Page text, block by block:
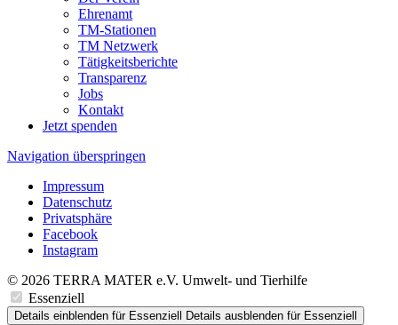
Ehrenamt
TM-Stationen
TM Netzwerk
Tätigkeitsberichte
Transparenz
Jobs
Kontakt
Jetzt spenden
Navigation überspringen
Impressum
Datenschutz
Privatsphäre
Facebook
Instagram
© 2026 TERRA MATER e.V. Umwelt- und Tierhilfe
Essenziell
Details einblenden für Essenziell Details ausblenden für Essenziell